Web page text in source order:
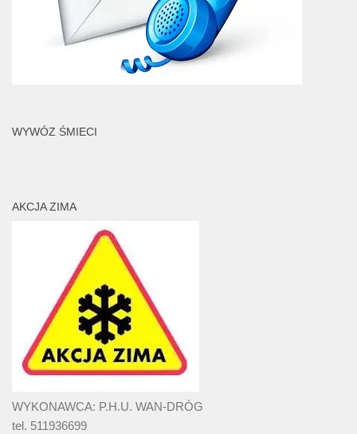
WYWÓZ ŚMIECI
AKCJA ZIMA
WYKONAWCA: P.H.U. WAN-DRÓG
tel. 511936699